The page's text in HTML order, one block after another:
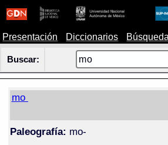
Presentación Diccionarios
Buscar:
mo
Paleografía: mo-